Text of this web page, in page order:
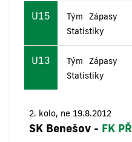
U15 Tým
Zápasy
Statistiky
U13 Tým
Zápasy
Statistiky
2. kolo, ne 19.8.2012
SK Benešov - FK